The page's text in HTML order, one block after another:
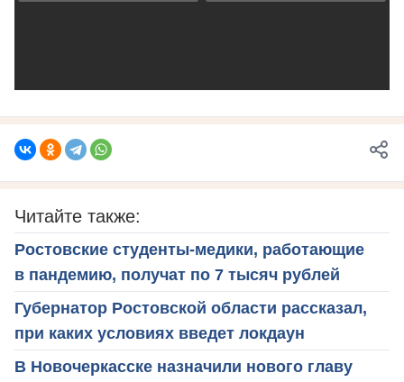
Читайте также:
Ростовские студенты-медики, работающие
в пандемию, получат по 7 тысяч рублей
Губернатор Ростовской области рассказал,
при каких условиях введет локдаун
В Новочеркасске назначили нового главу